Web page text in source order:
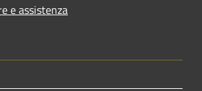
e assistenza